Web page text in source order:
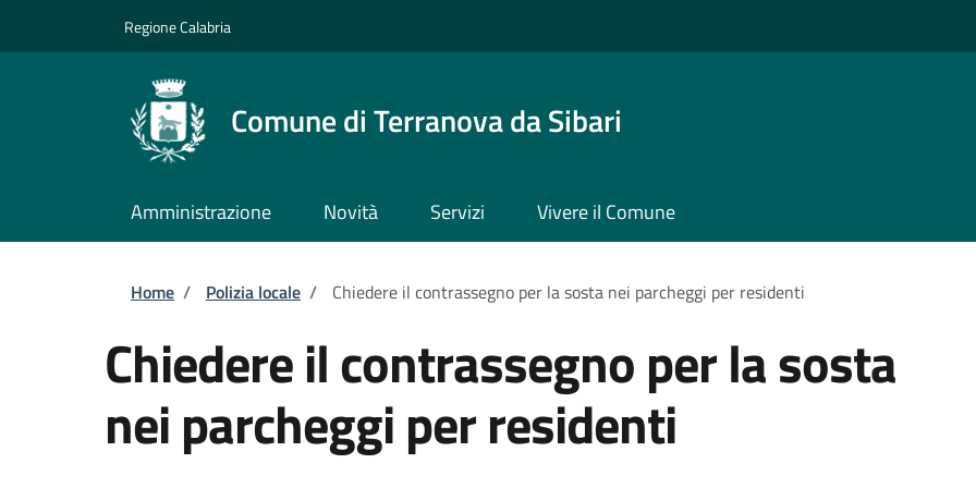
Regione Calabria
Comune di Terranova da Sibari
Amministrazione Novità Servizi Vivere il Comune
Briciole di pane
Home / Polizia locale / Chiedere il contrassegno per la sosta nei parcheggi per residenti
Chiedere il contrassegno per la sosta
nei parcheggi per residenti